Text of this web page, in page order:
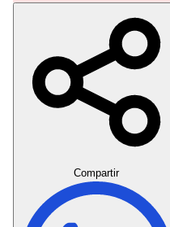
Compartir